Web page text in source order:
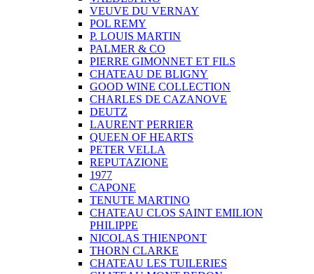
VEUVE DU VERNAY
POL REMY
P. LOUIS MARTIN
PALMER & CO
PIERRE GIMONNET ET FILS
CHATEAU DE BLIGNY
GOOD WINE COLLECTION
CHARLES DE CAZANOVE
DEUTZ
LAURENT PERRIER
QUEEN OF HEARTS
PETER VELLA
REPUTAZIONE
1977
CAPONE
TENUTE MARTINO
CHATEAU CLOS SAINT EMILION
PHILIPPE
NICOLAS THIENPONT
THORN CLARKE
CHATEAU LES TUILERIES